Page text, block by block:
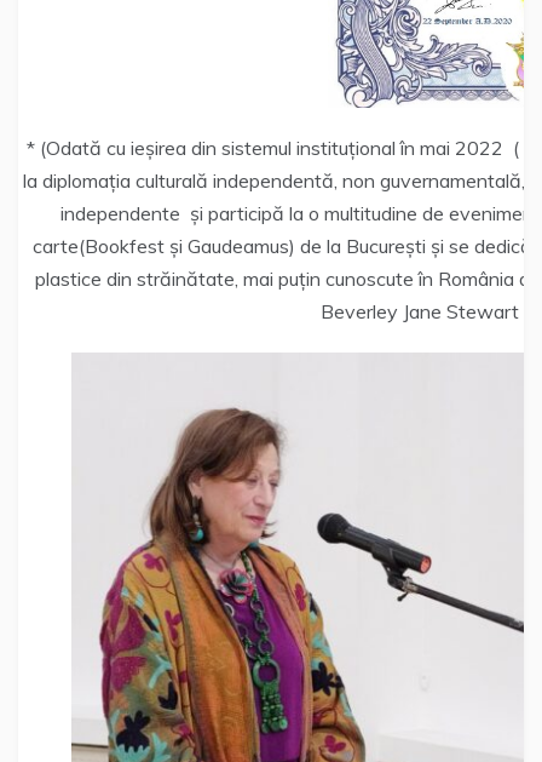
* (Odată cu ieșirea din sistemul instituțional în mai 2022 (
la diplomația culturală independentă, non guvernamentală,
independente și participă la o multitudine de
carte(Bookfest și Gaudeamus) de la București și se
plastice din străinătate, mai puțin cunoscute în România
Beverley Jane Stewart